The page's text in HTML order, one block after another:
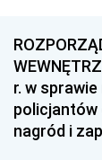
r. w
nagród i